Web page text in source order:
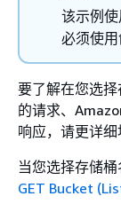
该示例使
必须使用
要了解在您选
的请求、
响应，请更详细
当您选择存储
GET Bucket